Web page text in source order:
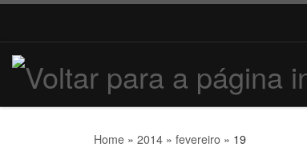
Home » 2014 » fevereiro » 19